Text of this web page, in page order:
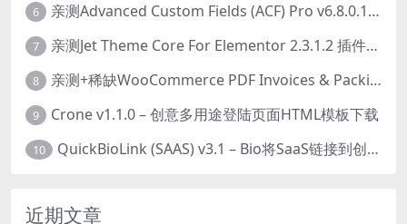
6 亲测Advanced Custom Fields (ACF) Pro v6.8.0.1 + Advanced Custom Fields: Extended PRO v0.9.2.3 | 网站开发自定义字段插件下载
7 亲测Jet Theme Core For Elementor 2.3.1.2 插件下载
8 亲测+稀缺WooCommerce PDF Invoices & Packing Slips Professional v2.20.0 + Templates v2.25.1 [by WpOverNight] WooCommerce PDF 发票和装箱单插件下载
9 Crone v1.1.0 – 创意多用途登陆页面HTML模板下载
10 QuickBioLink (SAAS) v3.1 – Bio将SaaS链接到创作者，有影响力者和企业的SaaS PHP源码下载
近期文章